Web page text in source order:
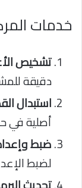
خدمات
تشخيص
دقيقة
استبدال
أصلية في
ضبط
لضبط